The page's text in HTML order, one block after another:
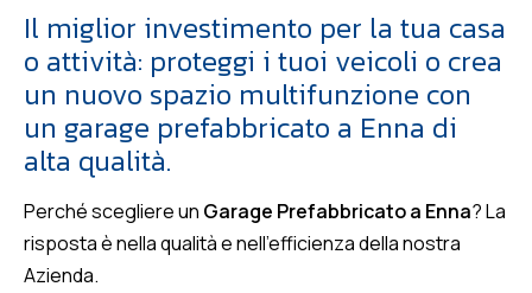
Il miglior investimento per la tua casa
o attività: proteggi i tuoi veicoli o crea
un nuovo spazio multifunzione con
un garage prefabbricato a Enna di
alta qualità.
Perché scegliere un Garage Prefabbricato a Enna? La
risposta è nella qualità e nell’efficienza della nostra
Azienda.